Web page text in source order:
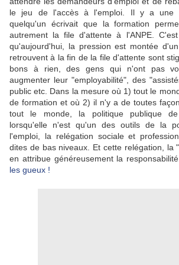
le jeu de l'accès à l'emploi. Il y a une
quelqu'un écrivait que la formation
autrement la file d'attente à l'ANPE.
qu'aujourd'hui, la pression est montée
retrouvent à la fin de la file d'attente sont
bons à rien, des gens qui n'ont pas
augmenter leur "employabilité", des
public etc. Dans la mesure où 1) tout le
de formation et où 2) il n'y a de toutes
tout le monde, la politique publique de
lorsqu'elle n'est qu'un des outils de la
l'emploi, la relégation sociale et
dites de bas niveaux. Et cette relégation, la
en attribue généreusement la
les gueux !